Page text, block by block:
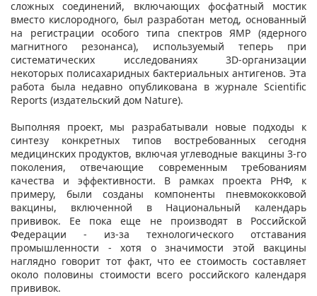
сложных соединений, включающих фосфатный мостик
вместо кислородного, был разработан метод, основанный
на регистрации особого типа спектров ЯМР (ядерного
магнитного резонанса), используемый теперь при
систематических исследованиях 3D-организации
некоторых полисахаридных бактериальных антигенов. Эта
работа была недавно опубликована в журнале Scientific
Reports (издательский дом Nature).
Выполняя проект, мы разрабатывали новые подходы к
синтезу конкретных типов востребованных сегодня
медицинских продуктов, включая углеводные вакцины 3-го
поколения, отвечающие современным требованиям
качества и эффективности. В рамках проекта РНФ, к
примеру, были созданы компоненты пневмококковой
вакцины, включенной в Национальный календарь
прививок. Ее пока еще не производят в Российской
Федерации - из-за технологического отставания
промышленности - хотя о значимости этой вакцины
наглядно говорит тот факт, что ее стоимость составляет
около половины стоимости всего российского календаря
прививок.